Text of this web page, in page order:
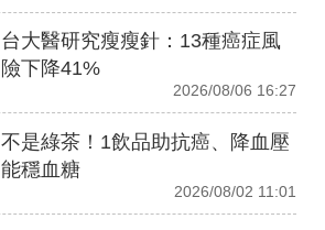
台大醫研究瘦瘦針：13種癌症風
險下降41%
2026/08/06 16:27
不是綠茶！1飲品助抗癌、降血壓
能穩血糖
2026/08/02 11:01